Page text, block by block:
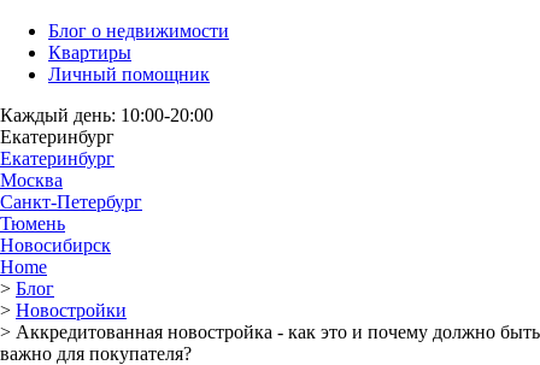
Блог о недвижимости
Квартиры
Личный помощник
Каждый день: 10:00-20:00
Екатеринбург
Екатеринбург
Москва
Санкт-Петербург
Тюмень
Новосибирск
Home
> Блог
> Новостройки
> Аккредитованная новостройка - как это и почему должно быть
важно для покупателя?